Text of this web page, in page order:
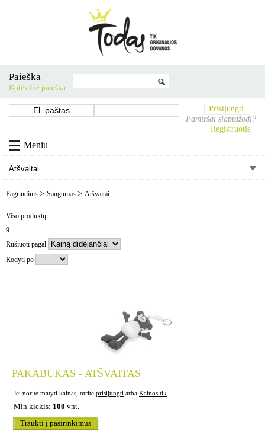
Paieška
Išplėstinė paieška
Prisijungti
Pamiršai slaptažodį?
Registruotis
Meniu
Pagrindinis > Saugumas > Atšvaitai
Viso produktų:
9
Rūšiuoti pagal
Rodyti po
PAKABUKAS - ATŠVAITAS
Jei norite matyti kainas, turite prisijungti arba Kainos tik
Min kiekis: 100 vnt.
Traukti į pasirinkimus